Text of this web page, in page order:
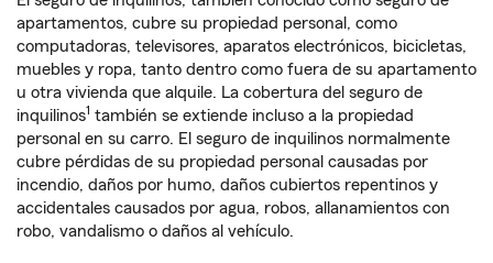
apartamentos, cubre su propiedad personal, como
computadoras, televisores, aparatos electrónicos, bicicletas,
muebles y ropa, tanto dentro como fuera de su apartamento
u otra vivienda que alquile. La cobertura del seguro de
inquilinos1 también se extiende incluso a la propiedad
personal en su carro. El seguro de inquilinos normalmente
cubre pérdidas de su propiedad personal causadas por
incendio, daños por humo, daños cubiertos repentinos y
accidentales causados por agua, robos, allanamientos con
robo, vandalismo o daños al vehículo.